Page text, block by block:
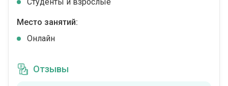
Место занятий:
Онлайн
Отзывы